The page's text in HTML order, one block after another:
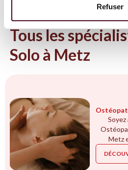
Refuser
NOS EXPERTS
Tous les
Solo à Metz
Metz